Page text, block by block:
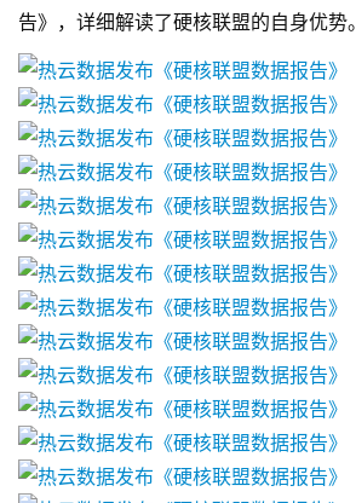
首
页
游
茶
原
创
游
戏
业
界
告》，详细解读了硬核联盟的自身优势。